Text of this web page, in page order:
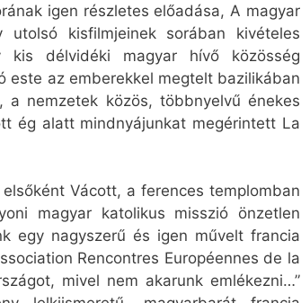
igen részletes előadása, A magyar
kisfilmjeinek sorában kivételes
kis délvidéki magyar hívő közösség
este az emberekkel megtelt bazilikában
a nemzetek közös, többnyelvű énekes
ég alatt mindnyájunkat megérintett La
Vácott, a ferences templomban
magyar katolikus misszió önzetlen
egy nagyszerű és igen művelt francia
Rencontres Européennes de la
mivel nem akarunk emlékezni…”